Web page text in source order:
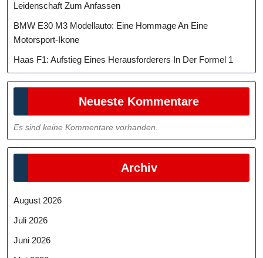
Leidenschaft Zum Anfassen
BMW E30 M3 Modellauto: Eine Hommage An Eine
Motorsport-Ikone
Haas F1: Aufstieg Eines Herausforderers In Der Formel 1
Neueste Kommentare
Es sind keine Kommentare vorhanden.
Archiv
August 2026
Juli 2026
Juni 2026